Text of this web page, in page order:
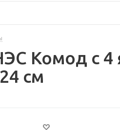
Комод с
см